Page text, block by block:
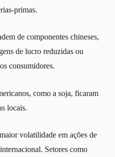
primas.
de componentes chineses,
de lucro reduzidas ou
consumidores.
como a soja, ficaram
locais.
volatilidade em ações de
Setores como